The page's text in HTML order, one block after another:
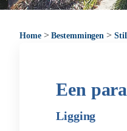
Home>Bestemmingen >
Een
Ligging